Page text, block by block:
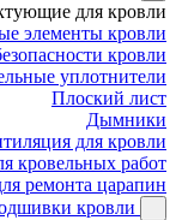
для кровли
элементы кровли
кровли
уплотнители
Плоский лист
Дымники
для кровли
кровельных работ
ремонта царапин
кровли